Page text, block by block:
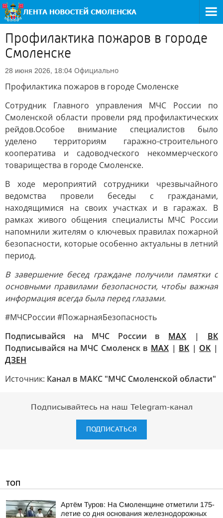
Профилактика пожаров в городе
Смоленске
28 июня 2026, 18:04 Официально
Профилактика пожаров в городе Смоленске
Сотрудник Главного управления МЧС России по
Смоленской области провели ряд профилактических
рейдов.Особое внимание специалистов было
уделено территориям гаражно-строительного
кооператива и садоводческого некоммерческого
товарищества в городе Смоленске.
В ходе мероприятий сотрудники чрезвычайного
ведомства провели беседы с гражданами,
находящимися на своих участках и в гаражах. В
рамках живого общения специалисты МЧС России
напомнили жителям о ключевых правилах пожарной
безопасности, которые особенно актуальны в летний
период.
В завершение бесед граждане получили памятки с
основными правилами безопасности, чтобы важная
информация всегда была перед глазами.
#МЧСРоссии #ПожарнаяБезопасность
Подписывайся на МЧС России в MAX | ВК
Подписывайся на МЧС Смоленск в MAX | BK | OK |
ДЗЕН
Источник: Канал в МАКС "МЧС Смоленской области"
Подписывайтесь на наш Telegram-канал
ПОДПИСАТЬСЯ
ТОП
Артём Туров: На Смоленщине отметили 175-
летие со дня основания железнодорожных